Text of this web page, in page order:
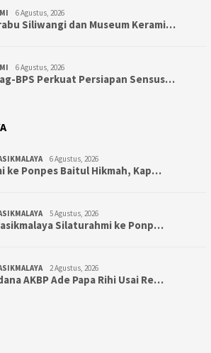
6 Agustus, 2026
Siliwangi dan Museum Kerami…
6 Agustus, 2026
BPS Perkuat Persiapan Sensus…
6 Agustus, 2026
ke Ponpes Baitul Hikmah, Kap…
5 Agustus, 2026
Silaturahmi ke Ponp…
2 Agustus, 2026
AKBP Ade Papa Rihi Usai Re…